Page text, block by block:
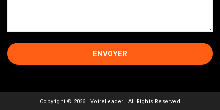
Copyright © 2026 | VotreLeader | All Rights Reserved